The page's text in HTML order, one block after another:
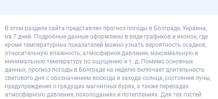
В этом разделе сайта представлен прогноз погоды в Болграде, Украина,
на 7 дней. Подробные данные оформлены в виде графиков и иконок, где
кроме температурных показателей можно узнать вероятность осадков,
относительную влажность, атмосферное давление, максимальную и
минимальную температуру по ощущению и т. д. Помимо основных
данных, прогноз погоды в Болграде на неделю включает длительность
светового дня с обозначением восхода и захода солнца, состояния луны,
предупреждения о грядущих магнитных бурях, а также перепадах
атмосферного давления, похолоданиях и потеплениях. Для тех гостей